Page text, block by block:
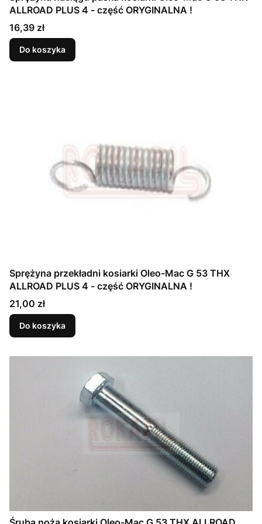
ALLROAD PLUS 4 - część ORYGINALNA !
Cena
16,39 zł
Do koszyka
Sprężyna przekładni kosiarki Oleo-Mac G 53 THX
ALLROAD PLUS 4 - część ORYGINALNA !
Cena
21,00 zł
Do koszyka